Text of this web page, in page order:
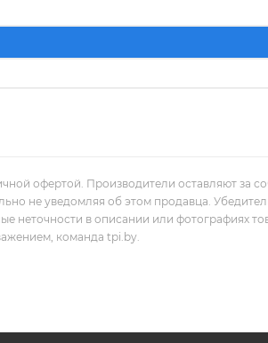
офертой. Производители оставляют за
не уведомляя об этом продавца.
неточности в описании или фотографиях
команда tpi.by.